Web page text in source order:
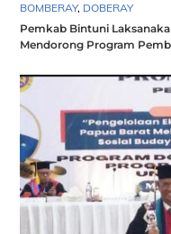
BOMBERAY, DOBERAY
Pemkab Bintuni
Mendorong Program